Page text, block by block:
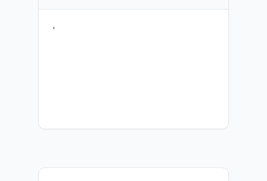
'